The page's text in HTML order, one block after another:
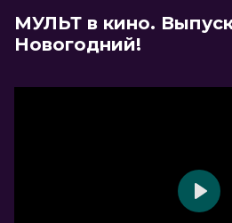
МУЛЬТ в кино.
Новогодний!
Play